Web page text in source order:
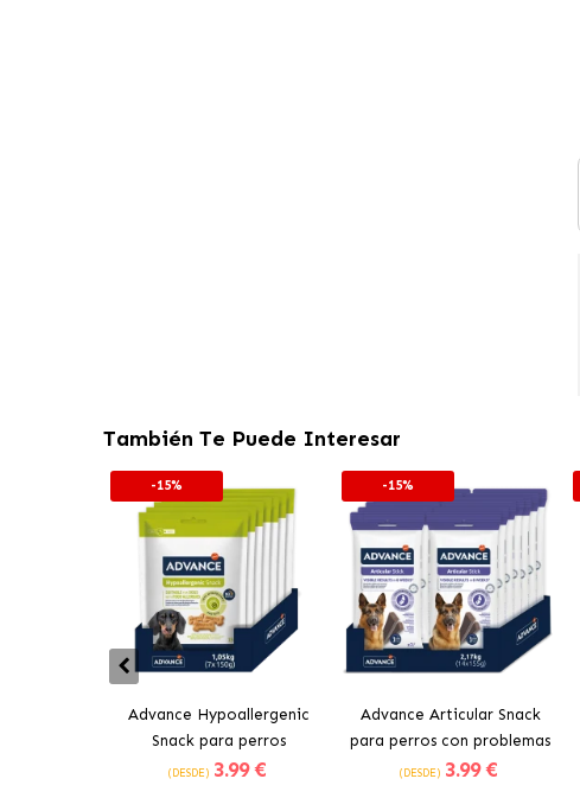
También Te Puede Interesar
-15%
Advance Hypoallergenic
Snack para perros
(DESDE) 3.99 €
-15%
Advance Articular Snack
para perros con problemas
ariculares
(DESDE) 3.99 €